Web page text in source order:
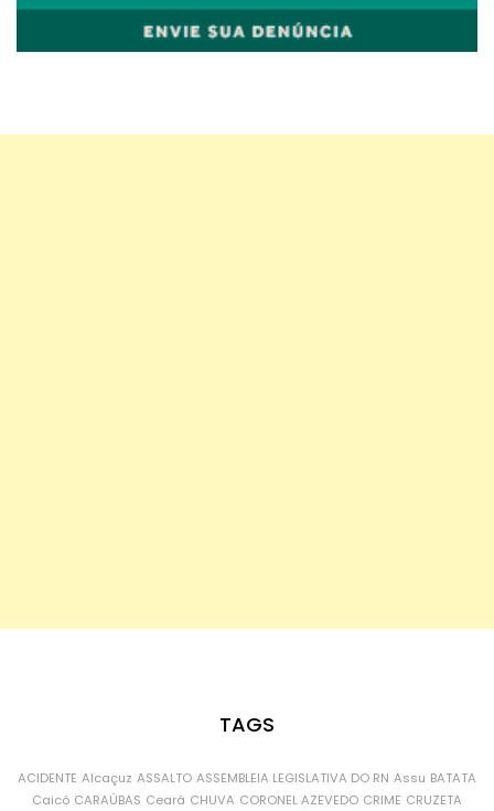
TAGS
ACIDENTE Alcaçuz ASSALTO ASSEMBLEIA LEGISLATIVA DO RN Assu BATATA
Caicó CARAÚBAS Ceará CHUVA CORONEL AZEVEDO CRIME CRUZETA